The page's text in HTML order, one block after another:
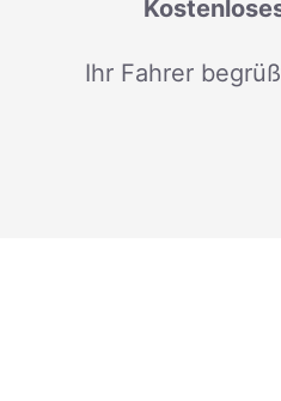
Ihr Fahrer